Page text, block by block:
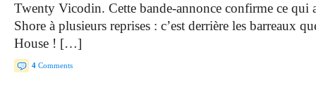
Twenty Vicodin. Cette bande-annonce confirme ce qui
Shore à plusieurs reprises : c’est derrière les barreaux
House ! […]
4 Comments